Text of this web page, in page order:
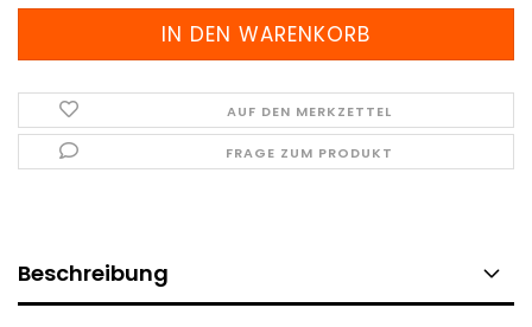
AUF DEN MERKZETTEL
FRAGE ZUM PRODUKT
Beschreibung